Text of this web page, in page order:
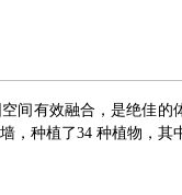
间有效融合，是绝佳
，种植了34 种植物，其